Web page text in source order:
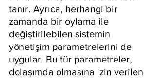
tanır. Ayrıca, herhangi bir
zamanda bir oylama ile
değiştirilebilen sistemin
yönetişim parametrelerini de
uygular. Bu tür parametreler,
dolaşımda olmasına izin verilen